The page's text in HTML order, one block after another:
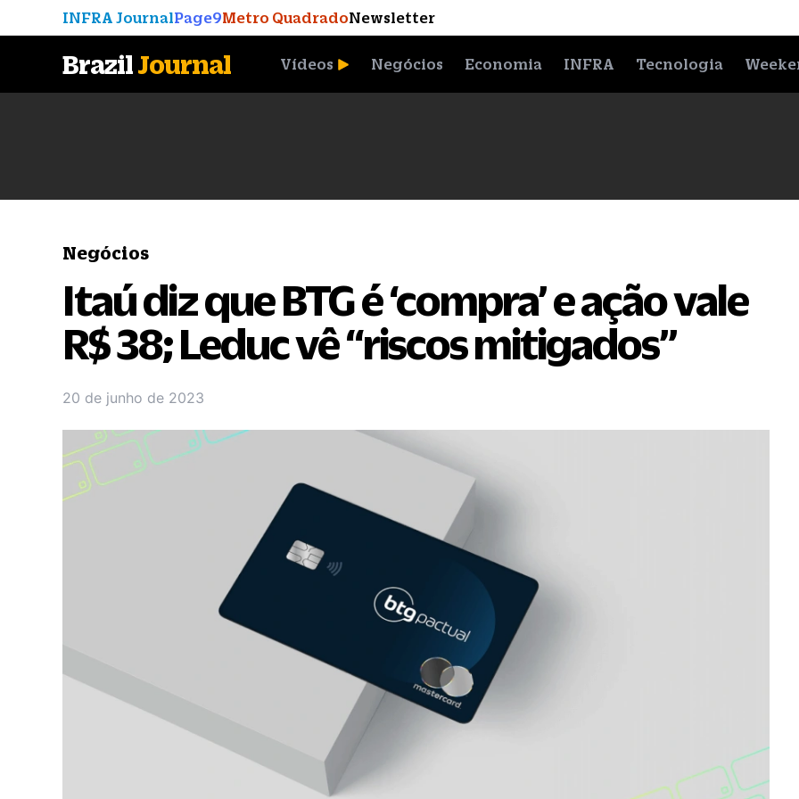
INFRA JournalPage9Metro QuadradoNewsletter
BrazilJournal Vídeos Negócios Economia INFRA Tecnologia
Negócios
Itaú diz que BTG é ‘compra’ e ação vale
R$ 38; Leduc vê “riscos mitigados”
20 de junho de 2023